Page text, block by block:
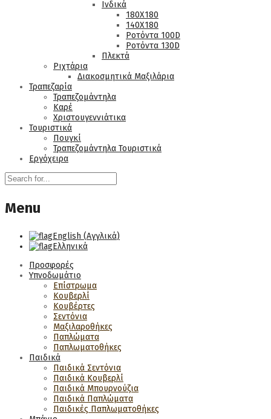
Ινδικά
180Χ180
140Χ180
Ροτόντα 100D
Ροτόντα 130D
Πλεκτά
Ριχτάρια
Διακοσμητικά Μαξιλάρια
Τραπεζαρία
Τραπεζομάντηλα
Καρέ
Χριστουγεννιάτικα
Τουριστικά
Πουγκί
Τραπεζομάντηλα Τουριστικά
Εργόχειρα
Menu
English (Αγγλικά)
Ελληνικά
Προσφορές
Υπνοδωμάτιο
Επίστρωμα
Κουβερλί
Κουβέρτες
Σεντόνια
Μαξιλαροθήκες
Παπλώματα
Παπλωματοθήκες
Παιδικά
Παιδικά Σεντόνια
Παιδικά Κουβερλί
Παιδικά Μπουρνούζια
Παιδικά Παπλώματα
Παιδικές Παπλωματοθήκες